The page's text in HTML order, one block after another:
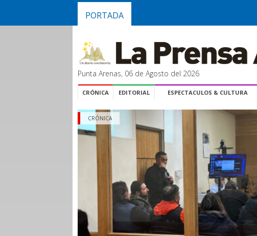
PORTADA
Punta Arenas, 06 de Agosto del 2026
CRÓNICA EDITORIAL ESPECTACULOS & CULTURA
CRÓNICA